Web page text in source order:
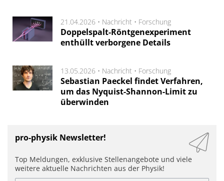
21.04.2026 • Nachricht • Forschung
Doppelspalt-Röntgenexperiment
enthüllt verborgene Details
13.05.2026 • Nachricht • Forschung
Sebastian Paeckel findet Verfahren,
um das Nyquist-Shannon-Limit zu
überwinden
pro-physik Newsletter!
Top Meldungen, exklusive Stellenangebote und viele
weitere aktuelle Nachrichten aus der Physik!